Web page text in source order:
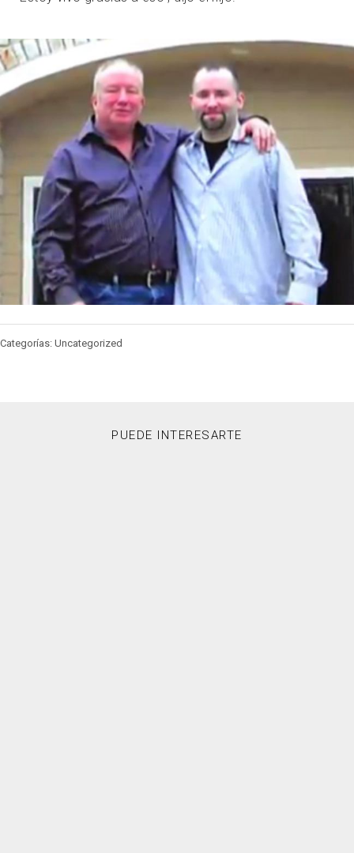
Categorías: Uncategorized
PUEDE INTERESARTE